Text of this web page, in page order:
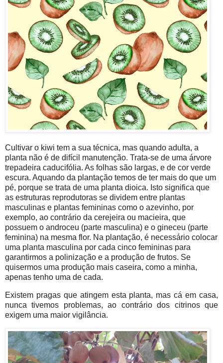
Cultivar o kiwi tem a sua técnica, mas quando adulta, a
planta não é de difícil manutenção. Trata-se de uma árvore
trepadeira caducifólia. As folhas são largas, e de cor verde
escura. Aquando da plantação temos de ter mais do que um
pé, porque se trata de uma planta dioica. Isto significa que
as estruturas reprodutoras se dividem entre plantas
masculinas e plantas femininas como o azevinho, por
exemplo, ao contrário da cerejeira ou macieira, que
possuem o androceu (parte masculina) e o gineceu (parte
feminina) na mesma flor. Na plantação, é necessário colocar
uma planta masculina por cada cinco femininas para
garantirmos a polinização e a produção de frutos. Se
quisermos uma produção mais caseira, como a minha,
apenas tenho uma de cada.
Existem pragas que atingem esta planta, mas cá em casa,
nunca tivemos problemas, ao contrário dos citrinos que
exigem uma maior vigilância.